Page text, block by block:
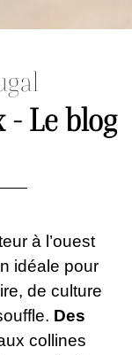
- Le blog
à l’ouest
idéale pour
de culture
Des
collines